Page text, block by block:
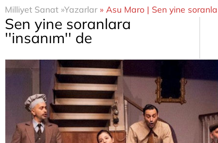
Milliyet Sanat »Yazarlar» Asu Maro | Sen yine
Sen yine soranlara
''insanım'' de